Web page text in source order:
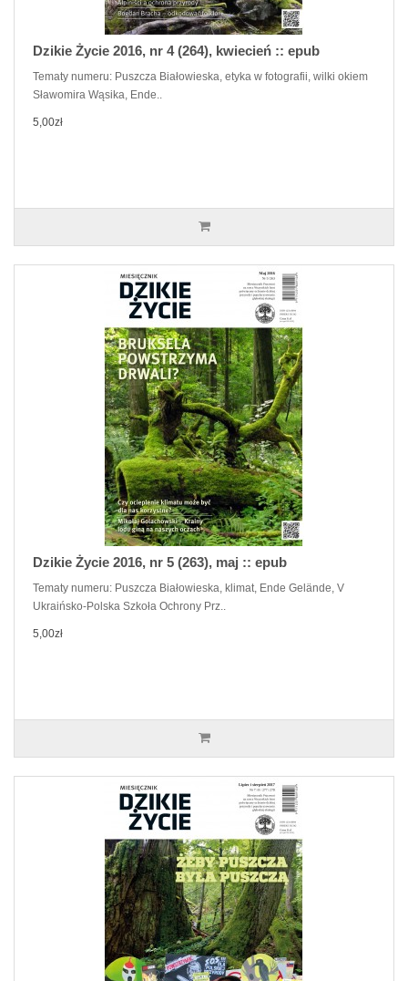
Dzikie Życie 2016, nr 4 (264), kwiecień :: epub
Tematy numeru: Puszcza Białowieska, etyka w fotografii, wilki okiem
Sławomira Wąsika, Ende..
5,00zł
Dzikie Życie 2016, nr 5 (263), maj :: epub
Tematy numeru: Puszcza Białowieska, klimat, Ende Gelände, V
Ukraińsko-Polska Szkoła Ochrony Prz..
5,00zł